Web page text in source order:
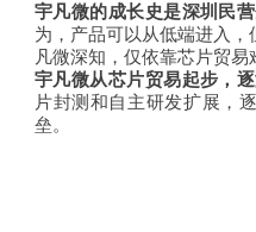
宇凡微的成长史是深圳民
为，产品可以从低端进入
凡微深知，仅依靠芯片贸易
宇凡微从芯片贸易起步，
片封测和自主研发扩展，
垒。